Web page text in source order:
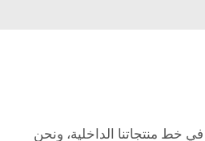
خط منتجاتنا الداخلية، ونحن